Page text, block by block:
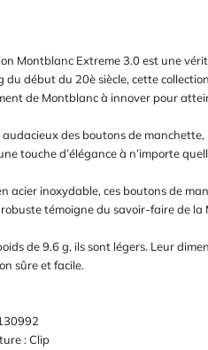
Montblanc Extreme 3.0 est une
du début du 20è siècle, cette
de Montblanc à innover pour
audacieux des boutons de
touche d’élégance à n’importe
acier inoxydable, ces boutons de
témoigne du savoir-faire de la
de 9.6 g, ils sont légers. Leur
sûre et facile.
: Clip